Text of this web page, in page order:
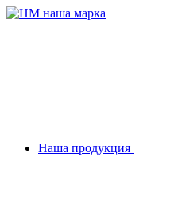
Наша продукция